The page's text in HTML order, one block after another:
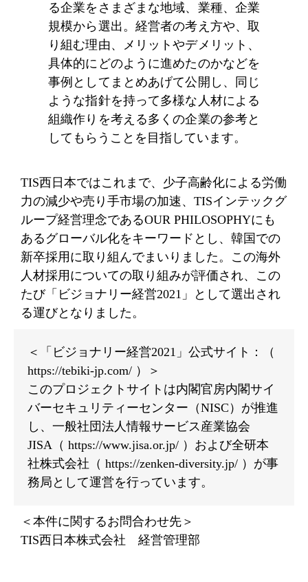
る企業をさまざまな地域、業種、企業
規模から選出。経営者の考え方や、取
り組む理由、メリットやデメリット、
具体的にどのように進めたのかなどを
事例としてまとめあげて公開し、同じ
ような指針を持って多様な人材による
組織作りを考える多くの企業の参考と
してもらうことを目指しています。
TIS西日本ではこれまで、少子高齢化による労働
力の減少や売り手市場の加速、TISインテックグ
ループ経営理念であるOUR PHILOSOPHYにも
あるグローバル化をキーワードとし、韓国での
新卒採用に取り組んでまいりました。この海外
人材採用についての取り組みが評価され、この
たび「ビジョナリー経営2021」として選出され
る運びとなりました。
＜「ビジョナリー経営2021」公式サイト：（
https://tebiki-jp.com/ ）＞
このプロジェクトサイトは内閣官房内閣サイ
バーセキュリティーセンター（NISC）が推進
し、一般社団法人情報サービス産業協会
JISA（ https://www.jisa.or.jp/ ）および全研本
社株式会社（ https://zenken-diversity.jp/ ）が事
務局として運営を行っています。
＜本件に関するお問合わせ先＞
TIS西日本株式会社 経営管理部